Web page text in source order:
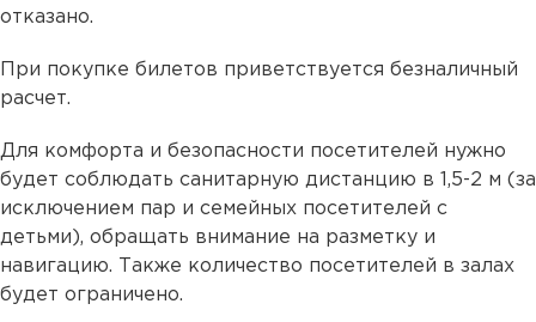
отказано.
При покупке билетов приветствуется безналичный
расчет.
Для комфорта и безопасности посетителей нужно
будет соблюдать санитарную дистанцию в 1,5-2 м (за
исключением пар и семейных посетителей с
детьми), обращать внимание на разметку и
навигацию. Также количество посетителей в залах
будет ограничено.